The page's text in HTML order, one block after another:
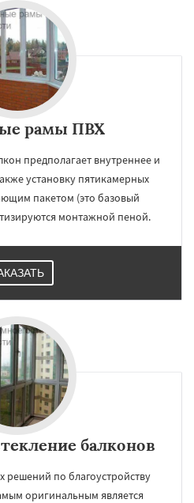
рамы ПВХ
предполагает внутреннее и
установку пятикамерных
пакетом (это базовый
монтажной пеной.
балконов
решений по благоустройству
оригинальным является